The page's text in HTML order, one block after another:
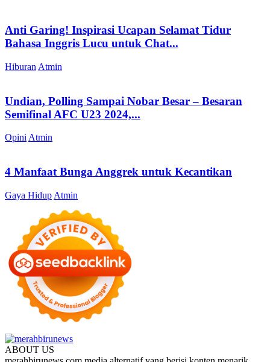
Anti Garing! Inspirasi Ucapan Selamat Tidur
Bahasa Inggris Lucu untuk Chat...
Hiburan Atmin
Undian, Polling Sampai Nobar Besar – Besaran
Semifinal AFC U23 2024,...
Opini Atmin
4 Manfaat Bunga Anggrek untuk Kecantikan
Gaya Hidup Atmin
ABOUT US